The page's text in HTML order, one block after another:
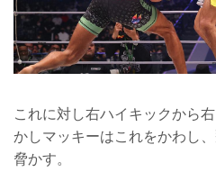
これに対し右ハイキックから
かしマッキーはこれをかわし
脅かす。